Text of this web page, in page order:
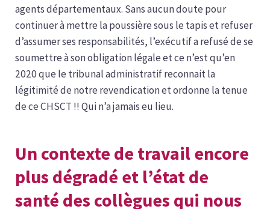
agents départementaux. Sans aucun doute pour
continuer à mettre la poussière sous le tapis et refuser
d’assumer ses responsabilités, l’exécutif a refusé de se
soumettre à son obligation légale et ce n’est qu’en
2020 que le tribunal administratif reconnait la
légitimité de notre revendication et ordonne la tenue
de ce CHSCT !! Qui n’a jamais eu lieu.
Un contexte de travail encore
plus dégradé et l’état de
santé des collègues qui nous